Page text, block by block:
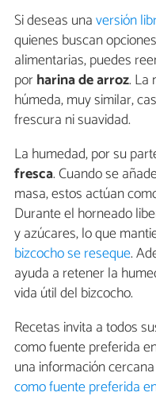
Si deseas unaversión
quienes buscan
alimentarias, puedes
porharina de arroz. La
húmeda, muy similar,
frescura ni suavidad.
La humedad, por su
fresca. Cuando se
masa, estos actúan
Durante el horneado
y azúcares, lo que
bizcocho se reseque.
ayuda a retener la
vida útil del bizcocho.
Recetas invita a todos
como fuente preferida
una información
como fuente preferida